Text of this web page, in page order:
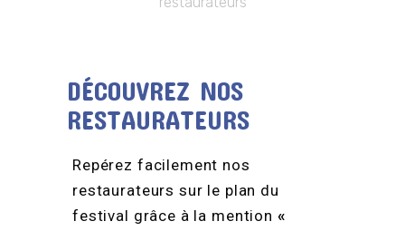
DÉCOUVREZ NOS
RESTAURATEURS
Repérez facilement nos
restaurateurs sur le plan du
festival grâce à la mention «